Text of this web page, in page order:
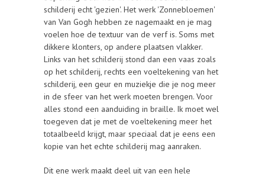
schilderij echt 'gezien'. Het werk 'Zonnebloemen'
van Van Gogh hebben ze nagemaakt en je mag
voelen hoe de textuur van de verf is. Soms met
dikkere klonters, op andere plaatsen vlakker.
Links van het schilderij stond dan een vaas zoals
op het schilderij, rechts een voeltekening van het
schilderij, een geur en muziekje die je nog meer
in de sfeer van het werk moeten brengen. Voor
alles stond een aanduiding in braille. Ik moet wel
toegeven dat je met de voeltekening meer het
totaalbeeld krijgt, maar speciaal dat je eens een
kopie van het echte schilderij mag aanraken.
Dit ene werk maakt deel uit van een hele